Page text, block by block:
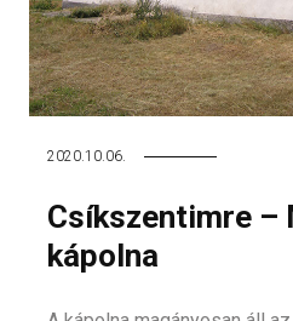
2020.10.06.
Csíkszentimre –
kápolna